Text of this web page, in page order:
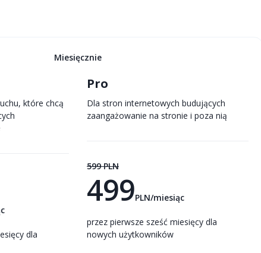
Miesięcznie
które chcą
dla
Pro
Dla stron internetowych budujących
zaangażowanie na stronie i poza nią
599 PLN
499PLN/miesiąc
przez pierwsze sześć miesięcy dla
nowych użytkowników